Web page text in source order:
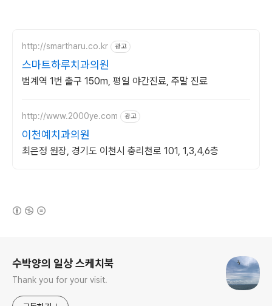
http://smartharu.co.kr 광고
스마트하루치과의원
범계역 1번 출구 150m, 평일 야간진료, 주말 진료
http://www.2000ye.com 광고
이천예치과의원
최은정 원장, 경기도 이천시 충리천로 101, 1,3,4,6층
수박양의 일상 스케치북
Thank you for your visit.